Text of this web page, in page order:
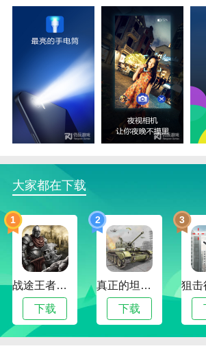
2.是手机内置手电筒不够亮吗？不能
求？那我们就来看看边肖给大家带来
吧。软件功能丰富齐全，为你提供全
有手电筒的功能，还有多种颜色同时
个人都能在野外第一时间被找到求助。
3、超高亮度，多种彩灯供您选择，
多，是您生活中的小帮手。让你在生
开我们的手电筒，我们会帮你点亮世
更新日志
在新的
大家都在下载
1
战途王者最新版
下载
2
真正的坦克大战
下载
3